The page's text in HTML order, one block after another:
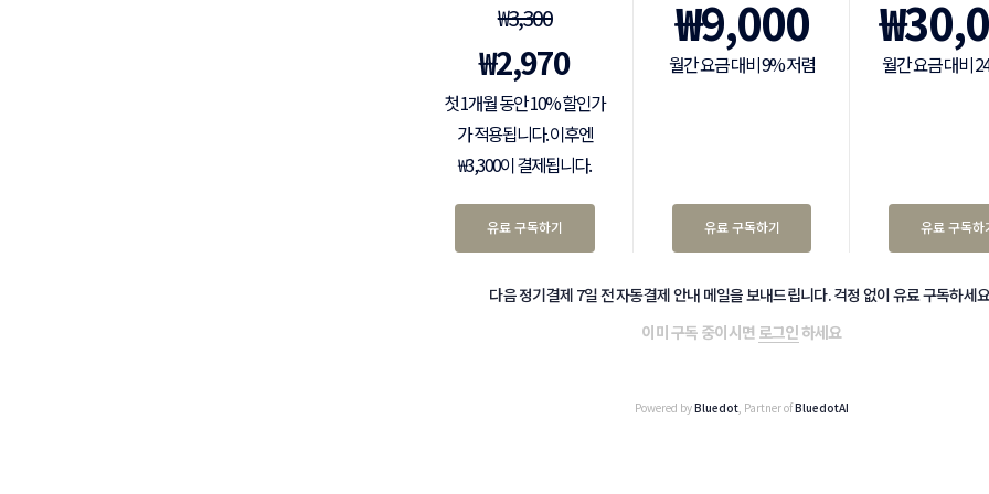
₩3,300
₩2,970
첫 1개월 동안 10% 할인가
가 적용됩니다. 이후엔
₩3,300이 결제됩니다.
유료 구독하기
₩9,000
월간 요금 대비 9% 저렴
유료 구독하기
₩
월간 요금 대비
유료 구독하
다음 정기결제 7일 전 자동결제 안내 메일을 보내드립니다. 걱정 없이 유료 구독하세
이미 구독 중이시면 로그인하세요
Powered byBluedot , Partner ofBluedotAI